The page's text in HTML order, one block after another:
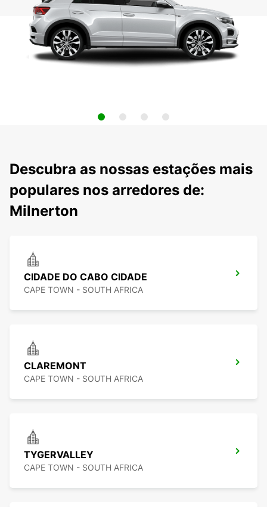
Descubra as nossas estações mais
populares nos arredores de:
Milnerton
CIDADE DO CABO CIDADE
CAPE TOWN - SOUTH AFRICA
CLAREMONT
CAPE TOWN - SOUTH AFRICA
TYGERVALLEY
CAPE TOWN - SOUTH AFRICA